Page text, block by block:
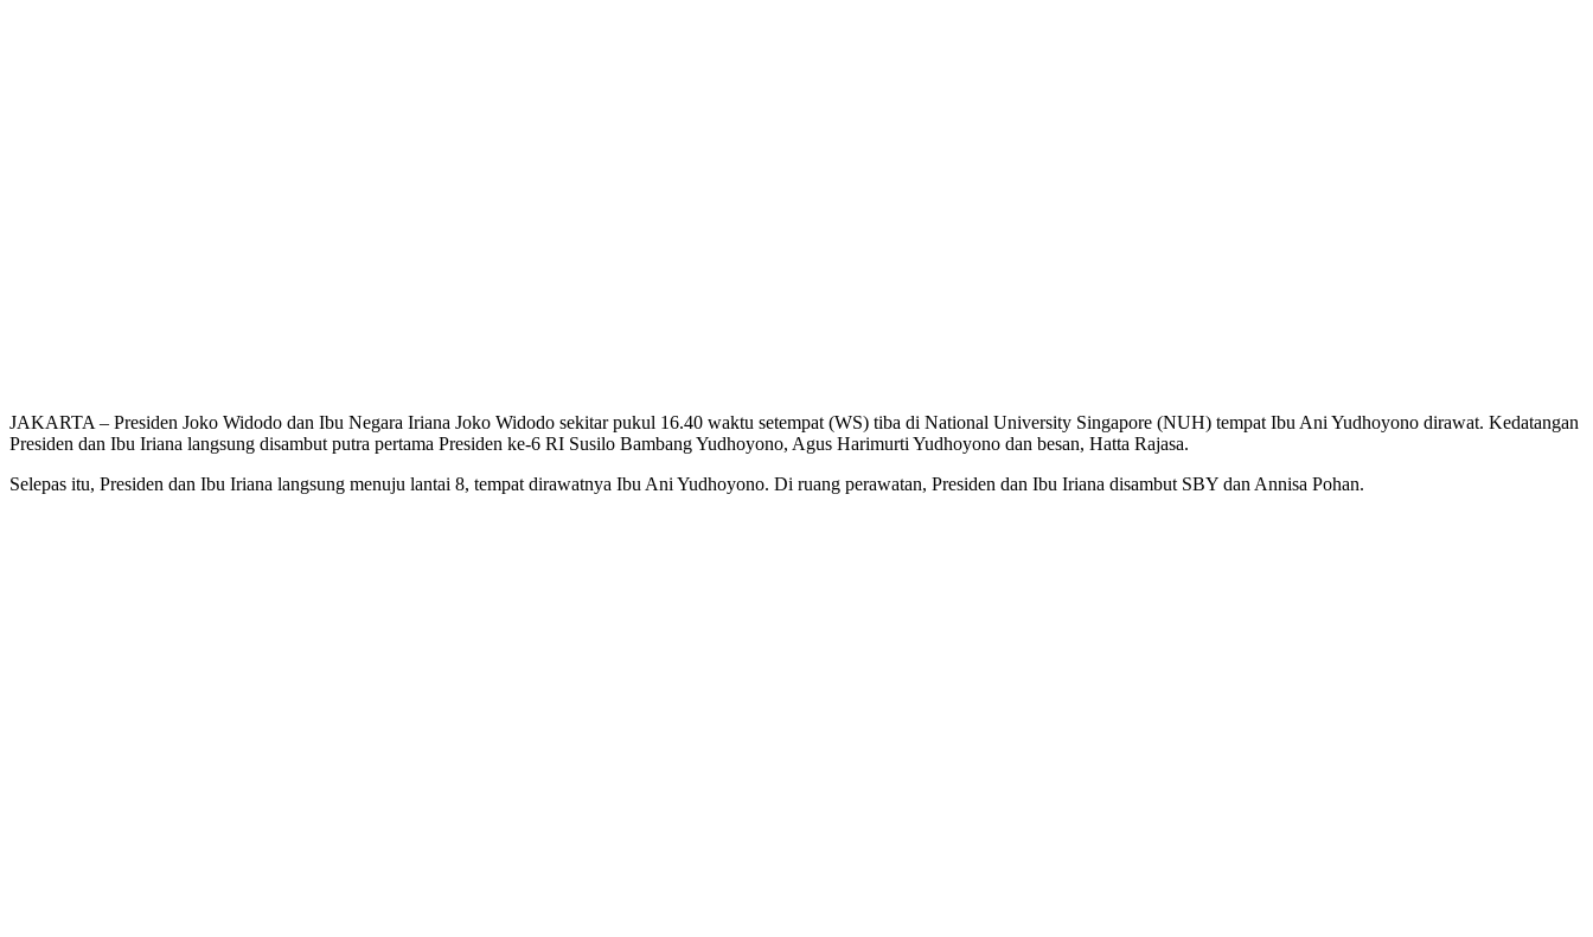
JAKARTA – Presiden Joko Widodo dan Ibu Negara Iriana Joko Widodo sekitar pukul 16.40 waktu setempat (WS) tiba di National University Singapore (NUH) tempat Ibu Ani Yudhoyono dirawat. Kedatangan
Presiden dan Ibu Iriana langsung disambut putra pertama Presiden ke-6 RI Susilo Bambang Yudhoyono, Agus Harimurti Yudhoyono dan besan, Hatta Rajasa.
Selepas itu, Presiden dan Ibu Iriana langsung menuju lantai 8, tempat dirawatnya Ibu Ani Yudhoyono. Di ruang perawatan, Presiden dan Ibu Iriana disambut SBY dan Annisa Pohan.